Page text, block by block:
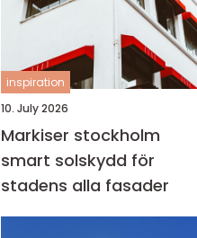
inspiration
10. July 2026
Markiser stockholm
smart solskydd för
stadens alla fasader